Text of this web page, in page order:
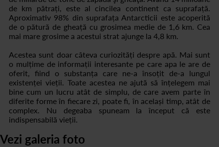
de km pătrați, este al cincilea continent ca suprafață.
Aproximativ 98% din suprafața Antarcticii este acoperită
de o pătură de gheață cu grosimea medie de 1,6 km. Cea
mai mare grosime a acestui strat ajunge la 4,8 km.
Acestea sunt doar câteva curiozități despre apă. Mai sunt
o mulțime de informații interesante pe care apa le are de
oferit, fiind o substanța care ne-a însoțit de-a lungul
existenței vieții. Toate acestea ne ajută să înțelegem mai
bine cum un lucru atât de simplu, de care avem parte în
diferite forme în fiecare zi, poate fi, în același timp, atât de
complex. Nu degeaba spuneam la început că este
indispensabilă vieții.
Vezi galeria foto